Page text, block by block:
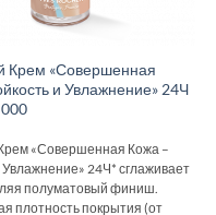
Крем «Совершенная
и Увлажнение» 24Ч
«Совершенная Кожа –
Увлажнение» 24Ч* сглаживает
полуматовый финиш.
плотность покрытия (от